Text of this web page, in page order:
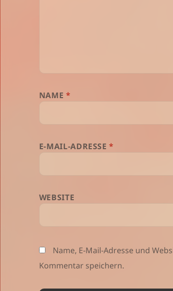
NAME *
E-MAIL-ADRESSE*
WEBSITE
Name, E-Mail-Adresse und
Kommentar speichern.